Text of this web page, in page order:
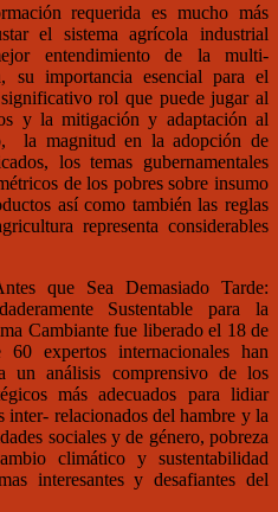
requerida es mucho más
el sistema agrícola industrial
entendimiento de la multi-
su importancia esencial para el
rol que puede jugar al
y la mitigación y adaptación al
la magnitud en la adopción de
los temas gubernamentales
de los pobres sobre insumo
así como también las reglas
representa considerables
que Sea Demasiado Tarde:
Sustentable para la
Cambiante fue liberado el 18 de
expertos internacionales han
un análisis comprensivo de los
más adecuados para lidiar
inter- relacionados del hambre y la
sociales y de género, pobreza
climático y sustentabilidad
interesantes y desafiantes del